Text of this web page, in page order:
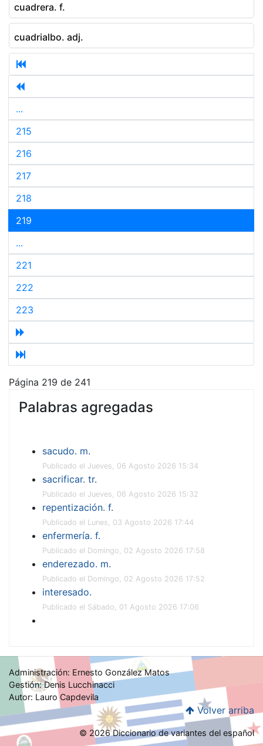
cuadrera. f.
cuadrialbo. adj.
...
215
216
217
218
219
...
221
222
223
Página 219 de 241
Palabras agregadas
sacudo. m.
Publicado el Jueves, 06 Agosto 2026 15:34
sacrificar. tr.
Publicado el Jueves, 06 Agosto 2026 15:32
repentización. f.
Publicado el Lunes, 03 Agosto 2026 17:44
enfermería. f.
Publicado el Domingo, 02 Agosto 2026 17:58
enderezado. m.
Publicado el Domingo, 02 Agosto 2026 17:52
interesado.
Publicado el Sábado, 01 Agosto 2026 17:06
Administración: Ernesto González Matos
Gestión: Denis Lucchinacci
Autor: Lauro Capdevila
Volver arriba
© 2026 Diccionario de variantes del español